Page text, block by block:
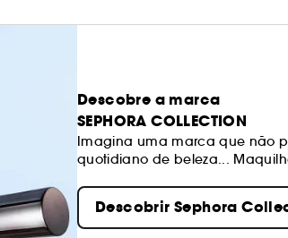
Descobre a marca
SEPHORA COLLECTION
Imagina uma marca que não
quotidiano de beleza...
sempre de qualidade. Sê livre
Descobrir Sephora